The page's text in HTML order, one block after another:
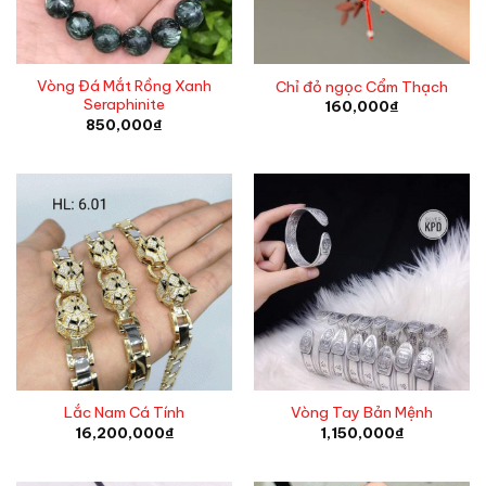
Vòng Đá Mắt Rồng Xanh
Seraphinite
850,000₫
Chỉ đỏ ngọc Cẩm Thạch
160,000₫
Lắc Nam Cá Tính
16,200,000₫
Vòng Tay Bản Mệnh
1,150,000₫